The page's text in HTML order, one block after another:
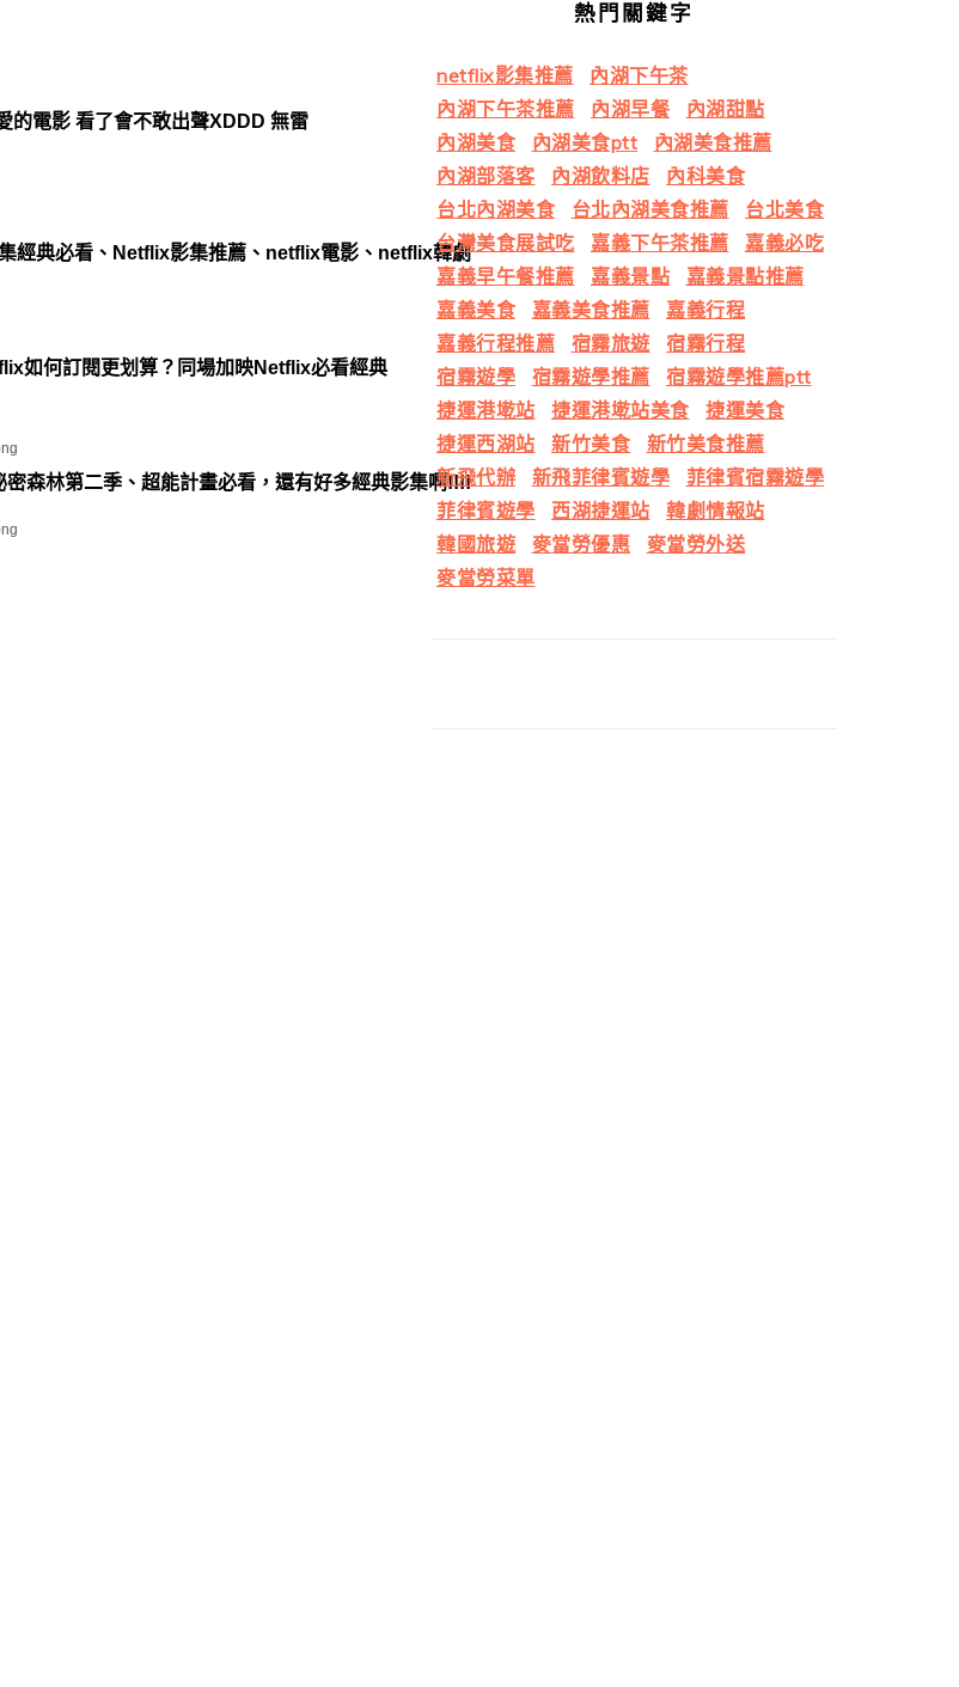
的電影 看了會不敢出聲XDDD 無雷
經典必看、Netflix影集推薦、netflix電影、netflix韓劇
如何訂閱更划算？同場加映Netflix必看經典
森林第二季、超能計畫必看，還有好多經典影集啊!!!!
熱門關鍵字
netflix影集推薦
內湖下午茶
內湖下午茶推薦
內湖早餐
內湖甜點
內湖美食
內湖美食ptt
內湖美食推薦
內湖部落客
內湖飲料店
內科美食
台北內湖美食
台北內湖美食推薦
台北美食
台灣美食展試吃
嘉義下午茶推薦
嘉義必吃
嘉義早午餐推薦
嘉義景點
嘉義景點推薦
嘉義美食
嘉義美食推薦
嘉義行程
嘉義行程推薦
宿霧旅遊
宿霧行程
宿霧遊學
宿霧遊學推薦
宿霧遊學推薦ptt
捷運港墘站
捷運港墘站美食
捷運美食
捷運西湖站
新竹美食
新竹美食推薦
新飛代辦
新飛菲律賓遊學
菲律賓宿霧遊學
菲律賓遊學
西湖捷運站
韓劇情報站
韓國旅遊
麥當勞優惠
麥當勞外送
麥當勞菜單